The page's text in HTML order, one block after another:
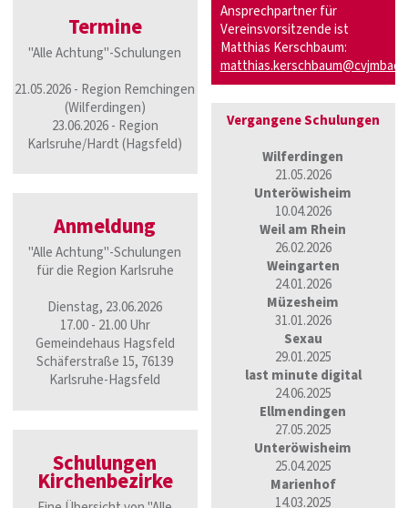
Termine
"Alle Achtung"-Schulungen
21.05.2026 - Region Remchingen
(Wilferdingen)
23.06.2026 - Region
Karlsruhe/Hardt (Hagsfeld)
Anmeldung
"Alle Achtung"-Schulungen
für die Region Karlsruhe
Dienstag, 23.06.2026
17.00 - 21.00 Uhr
Gemeindehaus Hagsfeld
Schäferstraße 15, 76139
Karlsruhe-Hagsfeld
Schulungen
Kirchenbezirke
Ansprechpartner für
Vereinsvorsitzende ist
Matthias Kerschbaum:
Vergangene Schulungen
Wilferdingen
21.05.2026
Unteröwisheim
10.04.2026
Weil am Rhein
26.02.2026
Weingarten
24.01.2026
Müzesheim
31.01.2026
Sexau
29.01.2025
last minute digital
24.06.2025
Ellmendingen
27.05.2025
Unteröwisheim
25.04.2025
Marienhof
14.03.2025